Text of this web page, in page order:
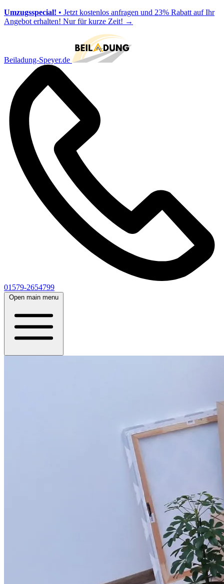
Umzugsspecial! • Jetzt kostenlos anfragen und 23% Rabatt auf Ihr
Angebot erhalten! Nur für kurze Zeit! →
Beiladung-Speyer.de
01579-2654799
Open main menu